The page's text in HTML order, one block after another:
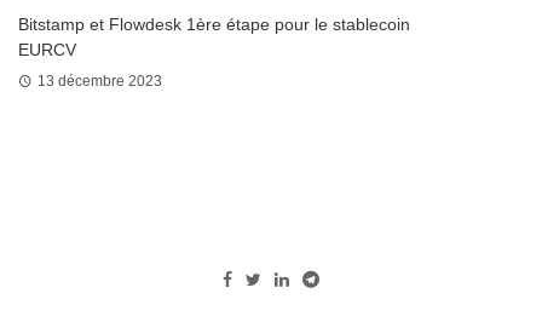
Bitstamp et Flowdesk 1ère étape pour le stablecoin
EURCV
13 décembre 2023